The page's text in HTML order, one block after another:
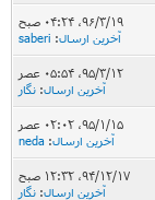
۹۶/۳/۱۹، ۰۴:۲۴ صبح
آخرین ارسال:
saberi
۹۵/۳/۱۲، ۰۵:۵۴ عصر
آخرین ارسال: نگار
۹۵/۱/۱۵، ۰۲:۰۲ عصر
آخرین ارسال:
neda
۹۴/۱۲/۱۷، ۱۲:۳۲ صبح
آخرین ارسال: نگار